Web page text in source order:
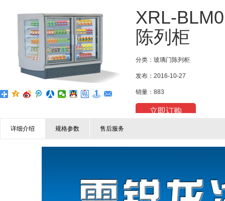
XRL-
陈列柜
分类：玻璃门陈列柜
发布：2016-10-27
销量：883
立即订购
详细介绍 规格参数 售后服务